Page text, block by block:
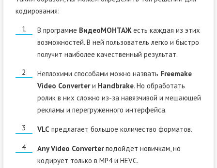
кодирования:
В программе ВидеоМОНТАЖесть каждая из этих
возможностей. В ней пользователь легко и быстро
получит наиболее качественный результат.
Неплохими способами можно назвать Freemake
Video Converterи Handbrake. Но обработать
ролик в них сложно из-за навязчивой и мешающей
рекламы и перегруженного интерфейса.
VLC предлагает большое количество форматов.
Any Video Converterподойдет новичкам, но
кодирует только в MP4 и HEVC.